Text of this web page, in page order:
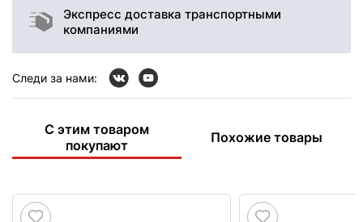
Экспресс доставка транспортными
компаниями
Следи за нами:
С этим товаром
покупают
Похожие товары